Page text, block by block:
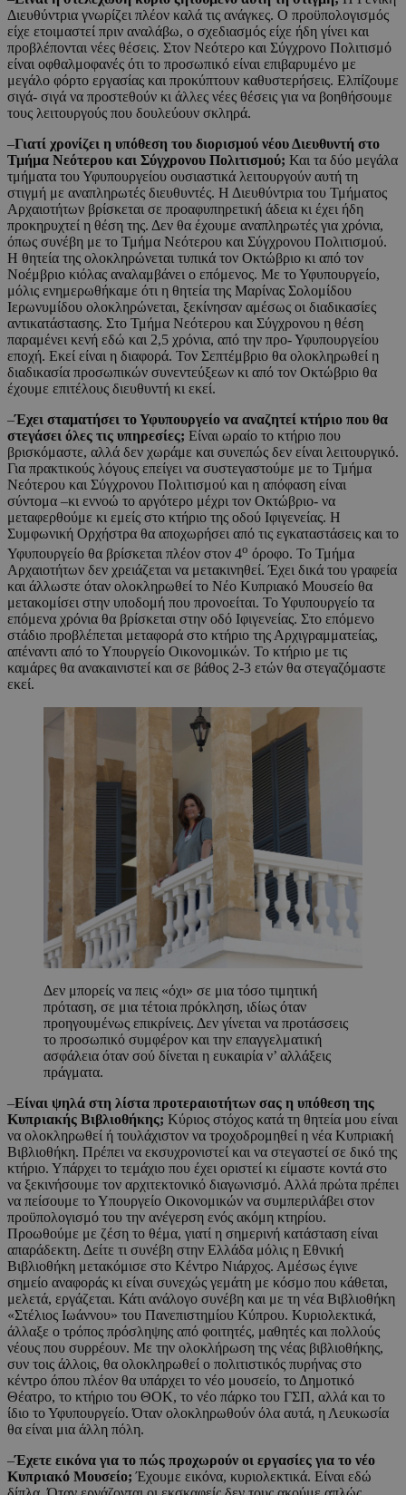
Διευθύντρια γνωρίζει πλέον καλά τις ανάγκες. Ο προϋπολογισμός
είχε ετοιμαστεί πριν αναλάβω, ο σχεδιασμός είχε ήδη γίνει και
προβλέπονται νέες θέσεις. Στον Νεότερο και Σύγχρονο Πολιτισμό
είναι οφθαλμοφανές ότι το προσωπικό είναι επιβαρυμένο με
μεγάλο φόρτο εργασίας και προκύπτουν καθυστερήσεις. Ελπίζουμε
σιγά- σιγά να προστεθούν κι άλλες νέες θέσεις για να βοηθήσουμε
τους λειτουργούς που δουλεύουν σκληρά.
–Γιατί χρονίζει η υπόθεση του διορισμού νέου Διευθυντή στο
Τμήμα Νεότερου και Σύγχρονου Πολιτισμού; Και τα δύο μεγάλα
τμήματα του Υφυπουργείου ουσιαστικά λειτουργούν αυτή τη
στιγμή με αναπληρωτές διευθυντές. Η Διευθύντρια του Τμήματος
Αρχαιοτήτων βρίσκεται σε προαφυπηρετική άδεια κι έχει ήδη
προκηρυχτεί η θέση της. Δεν θα έχουμε αναπληρωτές για χρόνια,
όπως συνέβη με το Τμήμα Νεότερου και Σύγχρονου Πολιτισμού.
Η θητεία της ολοκληρώνεται τυπικά τον Οκτώβριο κι από τον
Νοέμβριο κιόλας αναλαμβάνει ο επόμενος. Με το Υφυπουργείο,
μόλις ενημερωθήκαμε ότι η θητεία της Μαρίνας Σολομίδου
Ιερωνυμίδου ολοκληρώνεται, ξεκίνησαν αμέσως οι διαδικασίες
αντικατάστασης. Στο Τμήμα Νεότερου και Σύγχρονου η θέση
παραμένει κενή εδώ και 2,5 χρόνια, από την προ- Υφυπουργείου
εποχή. Εκεί είναι η διαφορά. Τον Σεπτέμβριο θα ολοκληρωθεί η
διαδικασία προσωπικών συνεντεύξεων κι από τον Οκτώβριο θα
έχουμε επιτέλους διευθυντή κι εκεί.
–Έχει σταματήσει το Υφυπουργείο να αναζητεί κτήριο που θα
στεγάσει όλες τις υπηρεσίες; Είναι ωραίο το κτήριο που
βρισκόμαστε, αλλά δεν χωράμε και συνεπώς δεν είναι λειτουργικό.
Για πρακτικούς λόγους επείγει να συστεγαστούμε με το Τμήμα
Νεότερου και Σύγχρονου Πολιτισμού και η απόφαση είναι
σύντομα –κι εννοώ το αργότερο μέχρι τον Οκτώβριο- να
μεταφερθούμε κι εμείς στο κτήριο της οδού Ιφιγενείας. Η
Συμφωνική Ορχήστρα θα αποχωρήσει από τις εγκαταστάσεις και το
Υφυπουργείο θα βρίσκεται πλέον στον 4ο όροφο. Το Τμήμα
Αρχαιοτήτων δεν χρειάζεται να μετακινηθεί. Έχει δικά του γραφεία
και άλλωστε όταν ολοκληρωθεί το Νέο Κυπριακό Μουσείο θα
μετακομίσει στην υποδομή που προνοείται. Το Υφυπουργείο τα
επόμενα χρόνια θα βρίσκεται στην οδό Ιφιγενείας. Στο επόμενο
στάδιο προβλέπεται μεταφορά στο κτήριο της Αρχιγραμματείας,
απέναντι από το Υπουργείο Οικονομικών. Το κτήριο με τις
καμάρες θα ανακαινιστεί και σε βάθος 2-3 ετών θα στεγαζόμαστε
εκεί.
Δεν μπορείς να πεις «όχι» σε μια τόσο τιμητική
πρόταση, σε μια τέτοια πρόκληση, ιδίως όταν
προηγουμένως επικρίνεις. Δεν γίνεται να προτάσσεις
το προσωπικό συμφέρον και την επαγγελματική
ασφάλεια όταν σού δίνεται η ευκαιρία ν’ αλλάξεις
πράγματα.
–Είναι ψηλά στη λίστα προτεραιοτήτων σας η υπόθεση της
Κυπριακής Βιβλιοθήκης; Κύριος στόχος κατά τη θητεία μου είναι
να ολοκληρωθεί ή τουλάχιστον να τροχοδρομηθεί η νέα Κυπριακή
Βιβλιοθήκη. Πρέπει να εκσυχρονιστεί και να στεγαστεί σε δικό της
κτήριο. Υπάρχει το τεμάχιο που έχει οριστεί κι είμαστε κοντά στο
να ξεκινήσουμε τον αρχιτεκτονικό διαγωνισμό. Αλλά πρώτα πρέπει
να πείσουμε το Υπουργείο Οικονομικών να συμπεριλάβει στον
προϋπολογισμό του την ανέγερση ενός ακόμη κτηρίου.
Προωθούμε με ζέση το θέμα, γιατί η σημερινή κατάσταση είναι
απαράδεκτη. Δείτε τι συνέβη στην Ελλάδα μόλις η Εθνική
Βιβλιοθήκη μετακόμισε στο Κέντρο Νιάρχος. Αμέσως έγινε
σημείο αναφοράς κι είναι συνεχώς γεμάτη με κόσμο που κάθεται,
μελετά, εργάζεται. Κάτι ανάλογο συνέβη και με τη νέα Βιβλιοθήκη
«Στέλιος Ιωάννου» του Πανεπιστημίου Κύπρου. Κυριολεκτικά,
άλλαξε ο τρόπος πρόσληψης από φοιτητές, μαθητές και πολλούς
νέους που συρρέουν. Με την ολοκλήρωση της νέας βιβλιοθήκης,
συν τοις άλλοις, θα ολοκληρωθεί ο πολιτιστικός πυρήνας στο
κέντρο όπου πλέον θα υπάρχει το νέο μουσείο, το Δημοτικό
Θέατρο, το κτήριο του ΘΟΚ, το νέο πάρκο του ΓΣΠ, αλλά και το
ίδιο το Υφυπουργείο. Όταν ολοκληρωθούν όλα αυτά, η Λευκωσία
θα είναι μια άλλη πόλη.
–Έχετε εικόνα για το πώς προχωρούν οι εργασίες για το νέο
Κυπριακό Μουσείο; Έχουμε εικόνα, κυριολεκτικά. Είναι εδώ